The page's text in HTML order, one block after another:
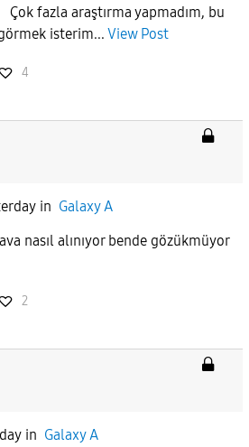
APPLY
fazla araştırma yapmadım, bu
isterim... View Post
4
in Galaxy A
nasıl alınıyor bende gözükmüyor
2
in Galaxy A